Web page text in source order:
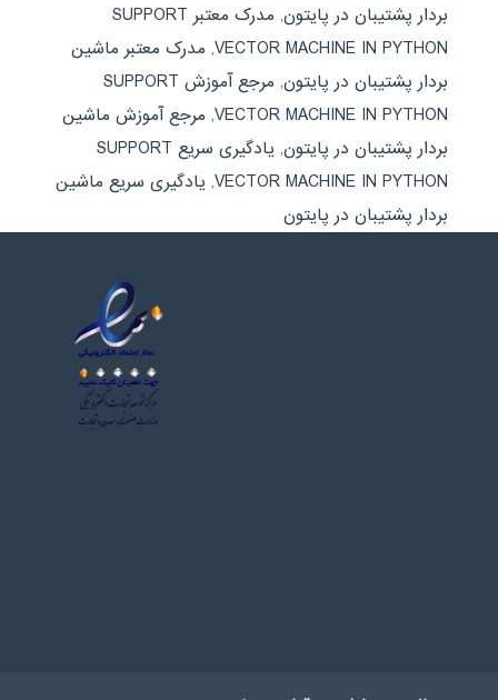
بردار پشتیبان در پایتون,
مدرک معتبر SUPPORT
VECTOR MACHINE IN PYTHON
, مدرک معتبر ماشین
بردار پشتیبان در پایتون,
مرجع آموزش SUPPORT
VECTOR MACHINE IN PYTHON
, مرجع آموزش ماشین
بردار پشتیبان در پایتون,
یادگیری سریع SUPPORT
VECTOR MACHINE IN PYTHON
, یادگیری سریع ماشین
بردار پشتیبان در پایتون